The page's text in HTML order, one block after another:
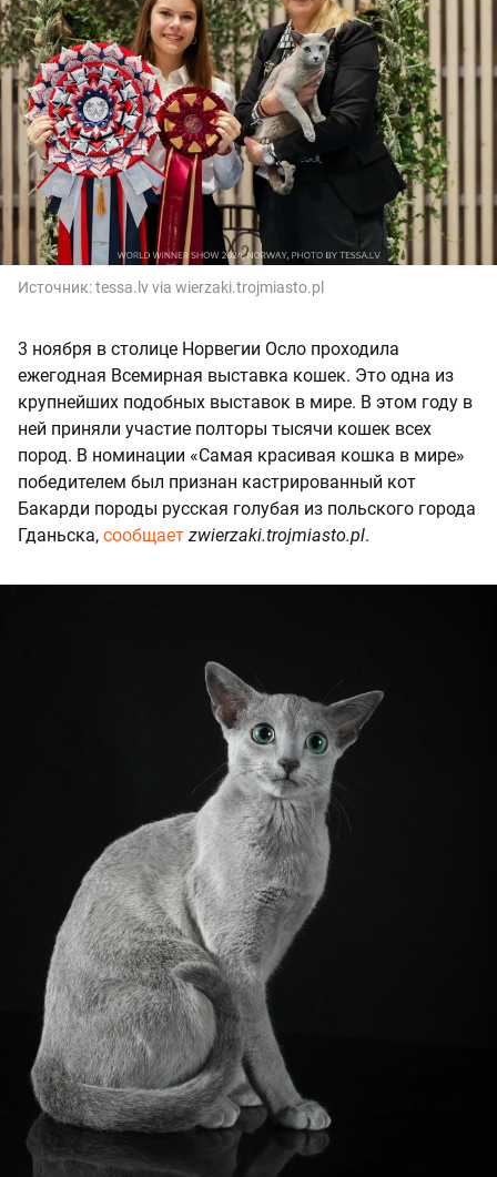
Источник:tessa.lv via wierzaki.trojmiasto.pl
3 ноября в столице Норвегии Осло проходила
ежегодная Всемирная выставка кошек. Это одна из
крупнейших подобных выставок в мире. В этом году в
ней приняли участие полторы тысячи кошек всех
пород. В номинации «Самая красивая кошка в мире»
победителем был признан кастрированный кот
Бакарди породы русская голубая из польского города
Гданьска, сообщает zwierzaki.trojmiasto.pl.